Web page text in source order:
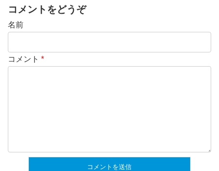
コメントをどうぞ
名前
コメント *